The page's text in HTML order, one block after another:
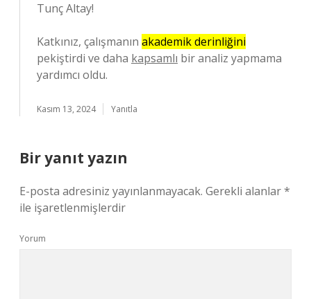
Tunç Altay!
Katkınız, çalışmanın akademik derinliğini
pekiştirdi ve daha kapsamlı bir analiz yapmama
yardımcı oldu.
Kasım 13, 2024 Yanıtla
Bir yanıt yazın
E-posta adresiniz yayınlanmayacak. Gerekli alanlar*
ile işaretlenmişlerdir
Yorum